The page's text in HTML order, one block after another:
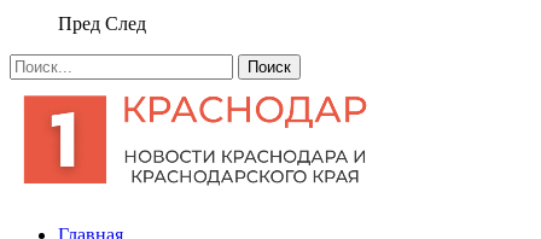
Пред След
Главная